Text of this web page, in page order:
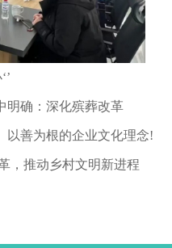
明确：深化殡葬改革
以善为根的企业文化理念!
，推动乡村文明新进程